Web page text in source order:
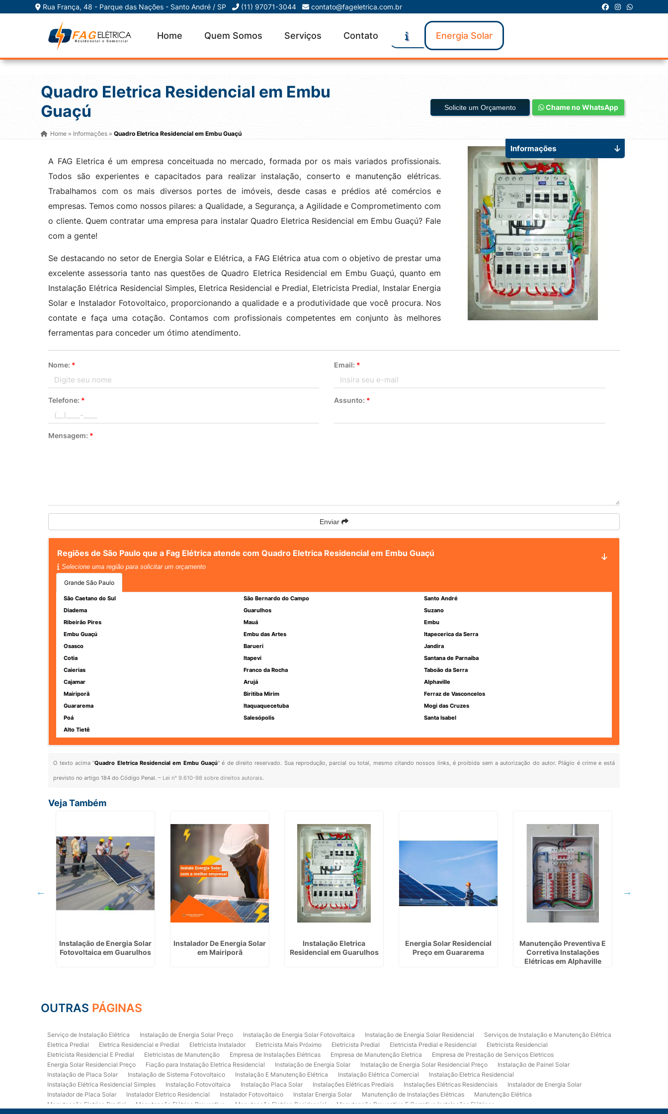
Rua França, 48 - Parque das Nações - Santo André / SP (11) 97071-3044 contato@fageletrica.com.br
Home Quem Somos Serviços Contato Energia Solar
Quadro Eletrica Residencial em Embu
Guaçú
Home » Informações »Quadro Eletrica Residencial em Embu Guaçú
Solicite um Orçamento Chame no WhatsApp
A FAG Eletrica é um empresa conceituada no mercado, formada por os mais variados profissionais.
Todos são experientes e capacitados para realizar instalação, conserto e manutenção elétricas.
Trabalhamos com os mais diversos portes de imóveis, desde casas e prédios até comércios e
empresas. Temos como nossos pilares: a Qualidade, a Segurança, a Agilidade e Comprometimento com
o cliente. Quem contratar uma empresa para instalar Quadro Eletrica Residencial em Embu Guaçú? Fale
com a gente!
Se destacando no setor de Energia Solar e Elétrica, a FAG Elétrica atua com o objetivo de prestar uma
excelente assessoria tanto nas questões de Quadro Eletrica Residencial em Embu Guaçú, quanto em
Instalação Elétrica Residencial Simples, Eletrica Residencial e Predial, Eletricista Predial, Instalar Energia
Solar e Instalador Fotovoltaico, proporcionando a qualidade e a produtividade que você procura. Nos
contate e faça uma cotação. Contamos com profissionais competentes em conjunto às melhores
ferramentas para conceder um ótimo atendimento.
Nome: * Email: *
Telefone: * Assunto: *
Mensagem: *
Enviar
Regiões de São Paulo que a Fag Elétrica atende com Quadro Eletrica Residencial em Embu Guaçú
Selecione uma região para solicitar um orçamento
Grande São Paulo
São Caetano do Sul São Bernardo do Campo
Santo André
Diadema
Guarulhos
Suzano
Ribeirão Pires
Mauá
Embu
Embu Guaçú
Embu das Artes
Itapecerica da Serra
Osasco
Barueri
Jandira
Cotia
Itapevi
Santana de Parnaíba
Caierias
Franco da Rocha
Taboão da Serra
Cajamar
Arujá
Alphaville
Mairiporã
Biritiba Mirim
Ferraz de Vasconcelos
Guararema
Itaquaquecetuba
Mogi das Cruzes
Poá
Salesópolis
Santa Isabel
Alto Tietê
O texto acima "Quadro Eletrica Residencial em Embu Guaçú" é de direito reservado. Sua reprodução, parcial ou total, mesmo citando nossos links, é proibida sem a autorização do autor. Plágio é crime e está
previsto no artigo 184 do Código Penal. – Lei n° 9.610-98 sobre direitos autorais.
Informações
Veja Também
Instalação de Energia Solar
Fotovoltaica em Guarulhos
Instalador De Energia Solar
em Mairiporã
Instalação Eletrica
Residencial em Guarulhos
Energia Solar Residencial
Preço em Guararema
Manutenção Preventiva E
Corretiva Instalações
Elétricas em Alphaville
OUTRAS PÁGINAS
Serviço de Instalação Elétrica Instalação de Energia Solar Preço Instalação de Energia Solar Fotovoltaica Instalação de Energia Solar Residencial
Serviços de Instalação e Manutenção Elétrica
Eletrica Predial
Eletrica Residencial e Predial Eletricista Instalador Eletricista Mais Próximo Eletricista Predial Eletricista Predial e Residencial
Eletricista Residencial
Eletricista Residencial E Predial
Eletricistas de Manutenção Empresa de Instalações Elétricas Empresa de Manutenção Eletrica
Empresa de Prestação de Serviços Eletricos
Energia Solar Residencial Preço
Fiação para Instalação Eletrica Residencial Instalação de Energia Solar Instalação de Energia Solar Residencial Preço
Instalação de Painel Solar
Instalação de Placa Solar
Instalação de Sistema Fotovoltaico Instalação E Manutenção Elétrica Instalação Elétrica Comercial
Instalação Eletrica Residencial
Instalação Elétrica Residencial Simples
Instalação Fotovoltaica Instalação Placa Solar Instalações Elétricas Prediais Instalações Elétricas Residenciais
Instalador de Energia Solar
Instalador de Placa Solar
Instalador Eletrico Residencial Instalador Fotovoltaico Instalar Energia Solar Manutenção de Instalações Elétricas
Manutenção Elétrica
Manutenção Eletrica Predial
Manutenção Elétrica Preventiva Manutenção Eletrica Residencial
Manutenção Preventiva E Corretiva Instalações Elétricas